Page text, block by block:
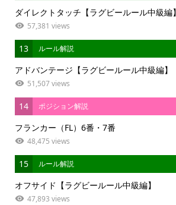
ダイレクトタッチ【ラグビールール中級編】
57,381 views
13 ルール解説
アドバンテージ【ラグビールール中級編】
51,507 views
14 ポジション解説
フランカー（FL）6番・7番
48,475 views
15 ルール解説
オフサイド【ラグビールール中級編】
47,893 views